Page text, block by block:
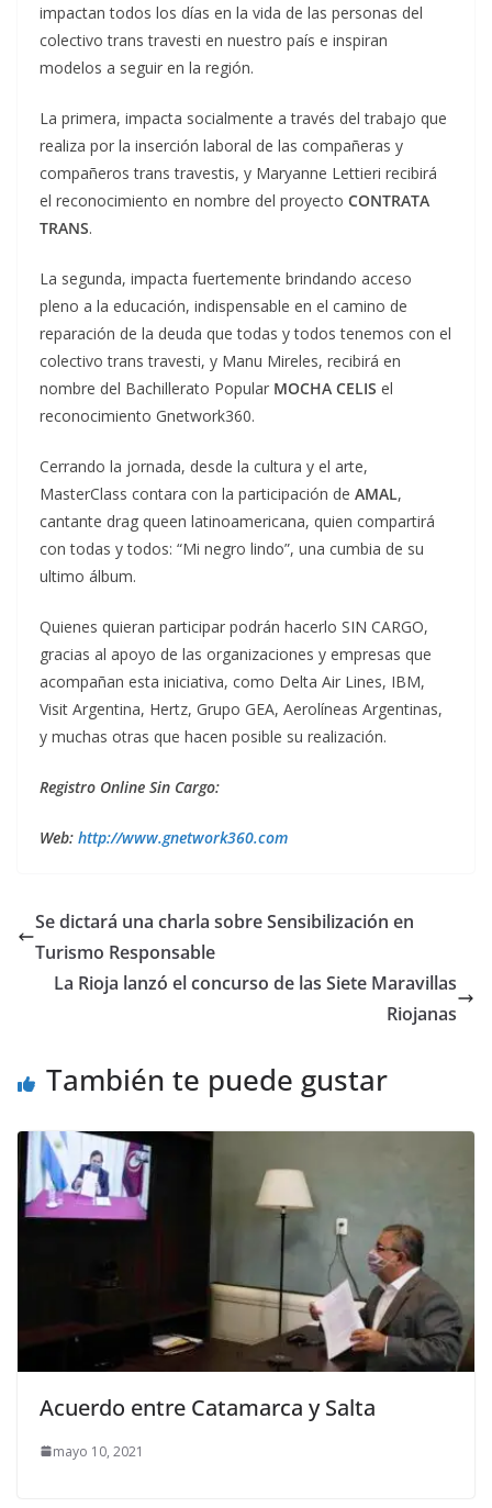
impactan todos los días en la vida de las personas del
colectivo trans travesti en nuestro país e inspiran
modelos a seguir en la región.
La primera, impacta socialmente a través del trabajo que
realiza por la inserción laboral de las compañeras y
compañeros trans travestis, y Maryanne Lettieri recibirá
el reconocimiento en nombre del proyecto CONTRATA
TRANS.
La segunda, impacta fuertemente brindando acceso
pleno a la educación, indispensable en el camino de
reparación de la deuda que todas y todos tenemos con el
colectivo trans travesti, y Manu Mireles, recibirá en
nombre del Bachillerato Popular MOCHA CELIS el
reconocimiento Gnetwork360.
Cerrando la jornada, desde la cultura y el arte,
MasterClass contara con la participación de AMAL,
cantante drag queen latinoamericana, quien compartirá
con todas y todos: “Mi negro lindo”, una cumbia de su
ultimo álbum.
Quienes quieran participar podrán hacerlo SIN CARGO,
gracias al apoyo de las organizaciones y empresas que
acompañan esta iniciativa, como Delta Air Lines, IBM,
Visit Argentina, Hertz, Grupo GEA, Aerolíneas Argentinas,
y muchas otras que hacen posible su realización.
Registro Online Sin Cargo:
Web: http://www.gnetwork360.com
Se dictará una charla sobre Sensibilización en
Turismo Responsable
La Rioja lanzó el concurso de las Siete Maravillas
Riojanas
También te puede gustar
Acuerdo entre Catamarca y Salta
mayo 10, 2021